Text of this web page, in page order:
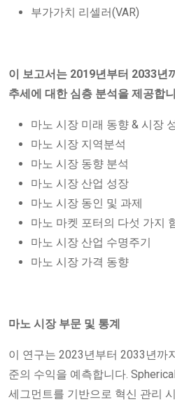
부가가치 리셀러(VAR)
이 보고서는 2019년부터 2033년
추세에 대한 심층 분석을 제공합
마노 시장 미래 동향 & 시장
마노 시장 지역분석
마노 시장 동향 분석
마노 시장 산업 성장
마노 시장 동인 및 과제
마노 마켓 포터의 다섯 가지
마노 시장 산업 수명주기
마노 시장 가격 동향
마노 시장 부문 및 통계
이 연구는 2023년부터 2033년까
준의 수익을 예측합니다.
세그먼트를 기반으로 혁신 관리